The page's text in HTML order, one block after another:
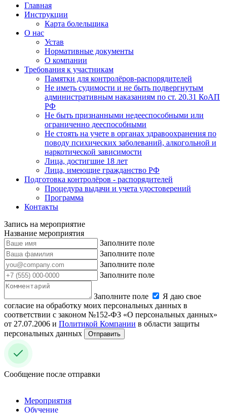
Главная
Инструкции
Карта болельщика
О нас
Устав
Нормативные документы
О компании
Требования к участникам
Памятки для контролёров-распорядителей
Не иметь судимости и не быть подвергнутым
административным наказаниям по ст. 20.31 КоАП
РФ
Не быть признанными недееспособными или
ограниченно дееспособными
Не стоять на учете в органах здравоохранения по
поводу психических заболеваний, алкогольной и
наркотической зависимости
Лица, достигшие 18 лет
Лица, имеющие гражданство РФ
Подготовка контролёров - распорядителей
Процедура выдачи и учета удостоверений
Программа
Контакты
Запись на мероприятие
Название мероприятия
Заполните поле
Заполните поле
Заполните поле
Заполните поле
Заполните поле
Я даю свое
согласие на обработку моих персональных данных в
соответствии с законом №152-ФЗ «О персональных данных»
от 27.07.2006 и Политикой Компании в области защиты
персональных данных
Отправить
Сообщение после отправки
Мероприятия
Обучение